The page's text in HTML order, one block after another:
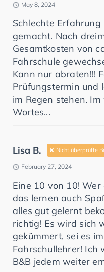
May 8, 2024
Schlechte
gemacht. Nach
Gesamtkosten von
Fahrschule
Kann nur abraten!!!
Prüfungstermin und
im Regen stehen.
Wortes...
Lisa B. Nicht überprüfte
February 27, 2024
Eine 10 von 10!
das lernen auch
alles gut gelernt
richtig! Es wird sich
gekümmert, sei es
Fahrschullehrer! Ich
B&B jedem weiter